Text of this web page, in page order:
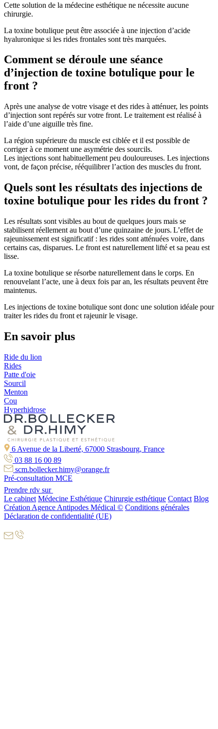
Cette solution de la médecine esthétique ne nécessite aucune
chirurgie.
La toxine botulique peut être associée à une injection d’acide
hyaluronique si les rides frontales sont très marquées.
Comment se déroule une séance
d’injection de toxine botulique pour le
front ?
Après une analyse de votre visage et des rides à atténuer, les points
d’injection sont repérés sur votre front. Le traitement est réalisé à
l’aide d’une aiguille très fine.
La région supérieure du muscle est ciblée et il est possible de
corriger à ce moment une asymétrie des sourcils.
Les injections sont habituellement peu douloureuses. Les injections
vont, de façon précise, rééquilibrer l’action des muscles du front.
Quels sont les résultats des injections de
toxine botulique pour les rides du front ?
Les résultats sont visibles au bout de quelques jours mais se
stabilisent réellement au bout d’une quinzaine de jours. L’effet de
rajeunissement est significatif : les rides sont atténuées voire, dans
certains cas, disparues. Le front est naturellement lifté et sa peau est
lisse.
La toxine botulique se résorbe naturellement dans le corps. En
renouvelant l’acte, une à deux fois par an, les résultats peuvent être
maintenus.
Les injections de toxine botulique sont donc une solution idéale pour
traiter les rides du front et rajeunir le visage.
En savoir plus
Ride du lion
Rides
Patte d'oie
Sourcil
Menton
Cou
Hyperhidrose
6 Avenue de la Liberté, 67000 Strasbourg, France
03 88 16 00 89
scm.bollecker.himy@orange.fr
Pré-consultation MCE
Prendre rdv sur
Le cabinet Médecine Esthétique Chirurgie esthétique Contact Blog
Création Agence Antipodes Médical © Conditions générales
Déclaration de confidentialité (UE)